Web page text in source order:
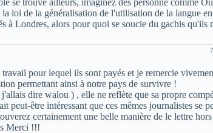
loi de la généralisation de l'utilisation de la langue
à Londres, alors pour quoi se soucie du gachis qu'ils
pour lequel ils sont payés et je remercie
permettant ainsi à notre pays de survivre !
dire walou ) , elle ne reflète que sa propre
peut-être intéressant que ces mêmes journalistes se
certainement une belle manière de le lettre
Merci !!!